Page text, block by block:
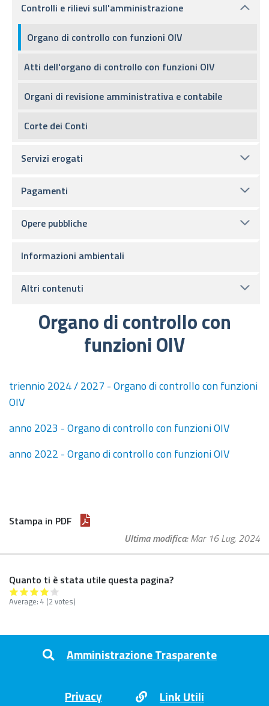
Organo di controllo con
funzioni OIV
triennio 2024 / 2027 - Organo di controllo con funzioni
OIV
anno 2023 - Organo di controllo con funzioni OIV
anno 2022 - Organo di controllo con funzioni OIV
Stampa in PDF
Ultima modifica Mar 16 Lug, 2024
Quanto ti è stata utile questa pagina?
Average: 4 (2votes)
Controlli e rilievi sull'amministrazione
Organo di controllo con funzioni OIV
Atti dell'organo di controllo con funzioni OIV
Organi di revisione amministrativa e contabile
Corte dei Conti
Servizi erogati
Pagamenti
Opere pubbliche
Informazioni ambientali
Altri contenuti
Amministrazione Trasparente
Privacy Link Utili